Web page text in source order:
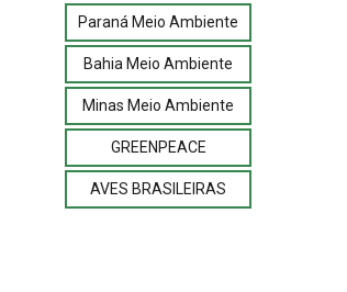
Paraná Meio Ambiente
Bahia Meio Ambiente
Minas Meio Ambiente
GREENPEACE
AVES BRASILEIRAS